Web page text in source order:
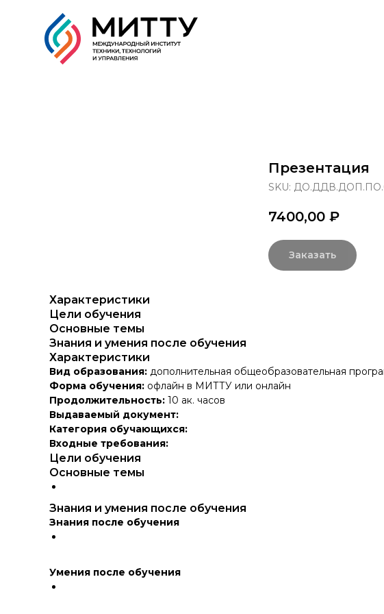
Презентация
SKU:
7400,00 ₽
Заказать
Характеристики
Цели обучения
Основные темы
Знания и умения после обучения
Характеристики
Вид образования: дополнительная общеобразовательная
Форма обучения: офлайн в МИТТУ или онлайн
Продолжительность: 10 ак. часов
Выдаваемый документ:
Категория обучающихся:
Входные требования:
Цели обучения
Основные темы
Знания и умения после обучения
Знания после обучения
Умения после обучения